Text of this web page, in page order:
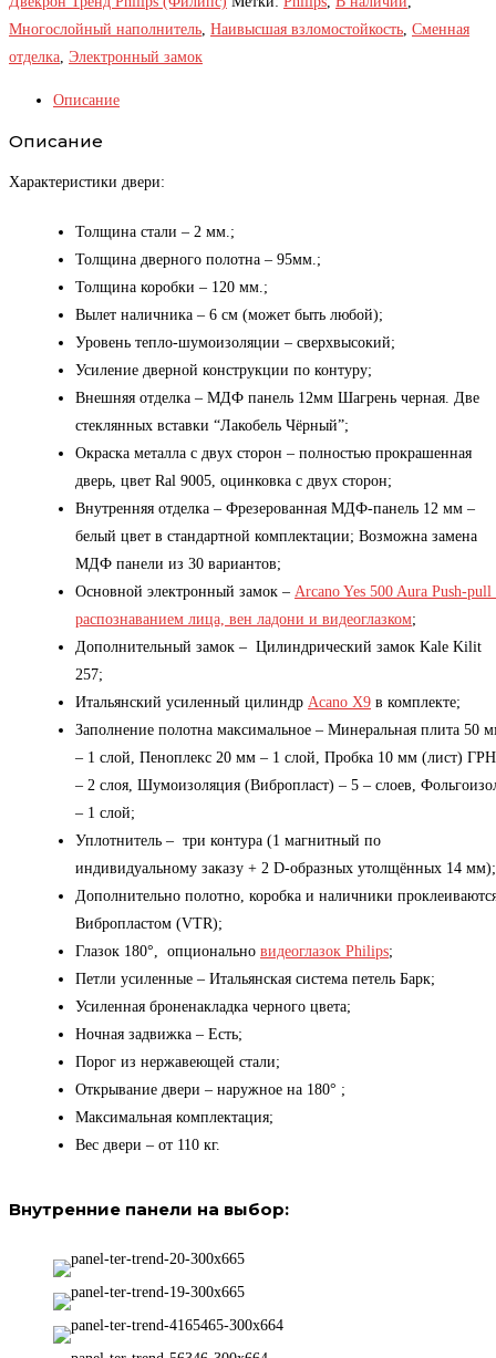
Многослойный наполнитель, Наивысшая взломостойкость, Сменная
отделка, Электронный замок
Описание
Описание
Характеристики двери:
Толщина стали – 2 мм.;
Толщина дверного полотна – 95мм.;
Толщина коробки – 120 мм.;
Вылет наличника – 6 см (может быть любой);
Уровень тепло-шумоизоляции – сверхвысокий;
Усиление дверной конструкции по контуру;
Внешняя отделка – МДФ панель 12мм Шагрень черная. Две
стеклянных вставки “Лакобель Чёрный”;
Окраска металла с двух сторон – полностью прокрашенная
дверь, цвет Ral 9005, оцинковка с двух сторон;
Внутренняя отделка – Фрезерованная МДФ-панель 12 мм –
белый цвет в стандартной комплектации; Возможна замена
МДФ панели из 30 вариантов;
Основной электронный замок – Arcano Yes 500 Aura Push-pull
распознаванием лица, вен ладони и видеоглазком;
Дополнительный замок – Цилиндрический замок Kale Kilit
257;
Итальянский усиленный цилиндр Acano X9 в комплекте;
Заполнение полотна максимальное – Минеральная плита 50
– 1 слой, Пеноплекс 20 мм – 1 слой, Пробка 10 мм (лист) ГРН
– 2 слоя, Шумоизоляция (Вибропласт) – 5 – слоев,
– 1 слой;
Уплотнитель – три контура (1 магнитный по
индивидуальному заказу + 2 D-образных утолщённых 14 мм);
Дополнительно полотно, коробка и наличники
Вибропластом (VTR);
Глазок 180°, опционально видеоглазок Philips;
Петли усиленные – Итальянская система петель Барк;
Усиленная броненакладка черного цвета;
Ночная задвижка – Есть;
Порог из нержавеющей стали;
Открывание двери – наружное на 180° ;
Максимальная комплектация;
Вес двери – от 110 кг.
Внутренние панели на выбор: